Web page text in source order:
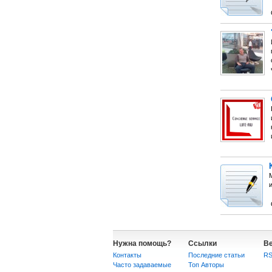
Нужна помощь?
Контакты
Часто задаваемые
Ссылки
Последние статьи
Топ Авторы